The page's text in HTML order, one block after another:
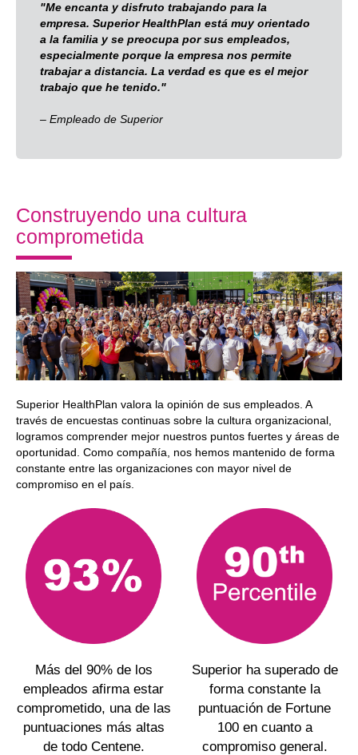
"Me encanta y disfruto trabajando para la
empresa. Superior HealthPlan está muy orientado
a la familia y se preocupa por sus empleados,
especialmente porque la empresa nos permite
trabajar a distancia. La verdad es que es el mejor
trabajo que he tenido."
– Empleado de Superior
Construyendo una cultura
comprometida
Superior HealthPlan valora la opinión de sus empleados. A
través de encuestas continuas sobre la cultura organizacional,
logramos comprender mejor nuestros puntos fuertes y áreas de
oportunidad. Como compañía, nos hemos mantenido de forma
constante entre las organizaciones con mayor nivel de
compromiso en el país.
Más del 90% de los
empleados afirma estar
comprometido, una de las
puntuaciones más altas
de todo Centene.
Superior ha superado de
forma constante la
puntuación de Fortune
100 en cuanto a
compromiso general.